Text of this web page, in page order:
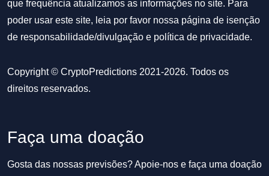
que frequência atualizamos as informações no site. Para
poder usar este site, leia por favor nossa página de isenção
de responsabilidade/divulgação e política de privacidade.
Copyright © CryptoPredictions 2021-2026. Todos os
direitos reservados.
Faça uma doação
Gosta das nossas previsões? Apoie-nos e faça uma doação